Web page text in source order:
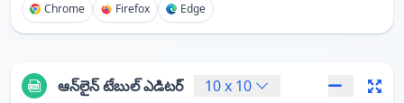
Chrome Firefox Edge
ఆన్‌లైన్ టేబుల్ ఎడిటర్ 10x 10